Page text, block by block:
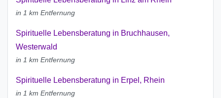
in 1 km Entfernung
Spirituelle Lebensberatung in Bruchhausen,
Westerwald
in 1 km Entfernung
Spirituelle Lebensberatung in Erpel, Rhein
in 1 km Entfernung